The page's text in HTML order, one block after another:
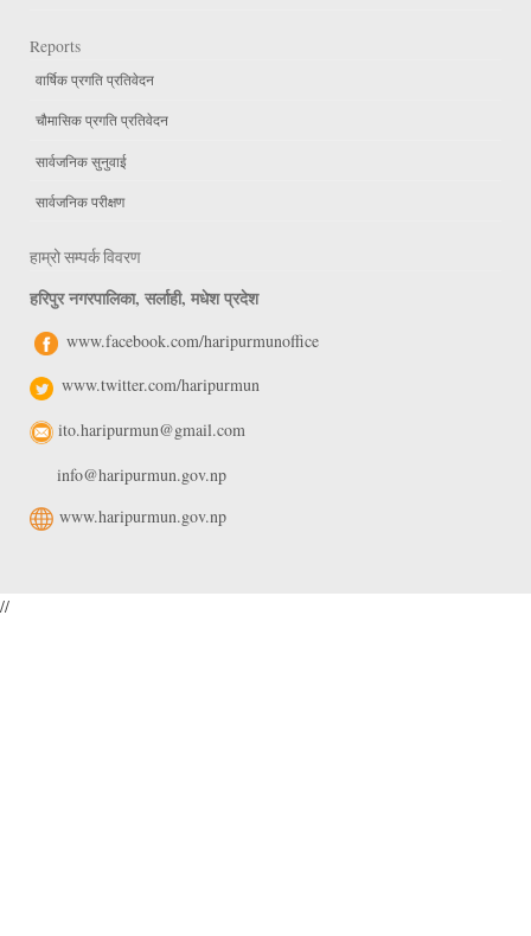
Reports
वार्षिक प्रगति प्रतिवेदन
चौमासिक प्रगति प्रतिवेदन
सार्वजनिक सुनुवाई
सार्वजनिक परीक्षण
हाम्रो सम्पर्क विवरण
हरिपुर नगरपालिका, सर्लाही, मधेश प्रदेश
www.facebook.com/haripurmunoffice
www.twitter.com/haripurmun
ito.haripurmun@gmail.com
info@haripurmun.gov.np
www.haripurmun.gov.np
//